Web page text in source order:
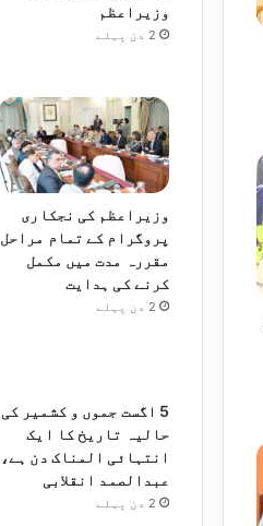
وزیراعظم
2 دن پہلے
وزیراعظم کی نجکاری
پروگرام کے تمام مراحل
مقررہ مدت میں مکمل
کرنے کی ہدایت
2 دن پہلے
5 اگست جموں و کشمیر کی
حالیہ تاریخ کا ایک
انتہائی المناک دن ہے،
عبدالصمد انقلابی
2 دن پہلے